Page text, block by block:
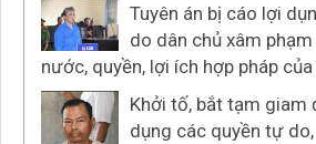
Tuyên án bị cáo lợi
do dân chủ xâm
nước, quyền, lợi ích hợp pháp
Khởi tố, bắt tạm giam
dụng các quyền tự